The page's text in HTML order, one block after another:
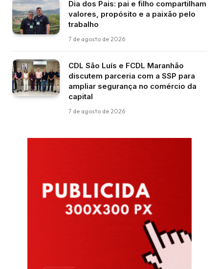
Dia dos Pais: pai e filho compartilham
valores, propósito e a paixão pelo
trabalho
7 de agosto de 2026
CDL São Luís e FCDL Maranhão
discutem parceria com a SSP para
ampliar segurança no comércio da
capital
7 de agosto de 2026